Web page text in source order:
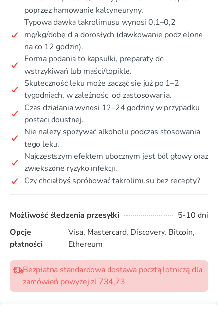
poprzez hamowanie kalcyneuryny.
Typowa dawka takrolimusu wynosi 0,1–0,2
mg/kg/dobę dla dorosłych (dawkowanie podzielone
na co 12 godzin).
Forma podania to kapsułki, preparaty do
wstrzykiwań lub maści/topikle.
Skuteczność leku może zacząć się już po 1–2
tygodniach, w zależności od zastosowania.
Czas działania wynosi 12–24 godziny w przypadku
postaci doustnej.
Nie należy spożywać alkoholu podczas stosowania
tego leku.
Najczęstszym efektem ubocznym jest ból głowy oraz
zwiększone ryzyko infekcji.
Czy chciałbyś spróbować takrolimusu bez recepty?
Możliwość śledzenia przesyłki
5-10 dni
Opcje
płatności
Visa, Mastercard, Discovery, Bitcoin,
Ethereum
Bezpłatna standardowa dostawa pocztą lotniczą dla
zamówień powyżej zl 734,73